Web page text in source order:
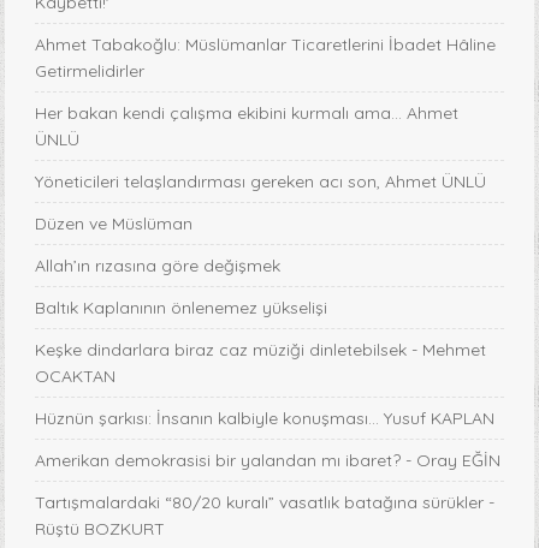
Ahmet Tabakoğlu: Müslümanlar Ticaretlerini İbadet Hâline
Getirmelidirler
Her bakan kendi çalışma ekibini kurmalı ama… Ahmet
ÜNLÜ
Yöneticileri telaşlandırması gereken acı son, Ahmet ÜNLÜ
Düzen ve Müslüman
Allah’ın rızasına göre değişmek
Baltık Kaplanının önlenemez yükselişi
Keşke dindarlara biraz caz müziği dinletebilsek - Mehmet
OCAKTAN
Hüznün şarkısı: İnsanın kalbiyle konuşması... Yusuf KAPLAN
Amerikan demokrasisi bir yalandan mı ibaret? - Oray EĞİN
Tartışmalardaki “80/20 kuralı” vasatlık batağına sürükler -
Rüştü BOZKURT